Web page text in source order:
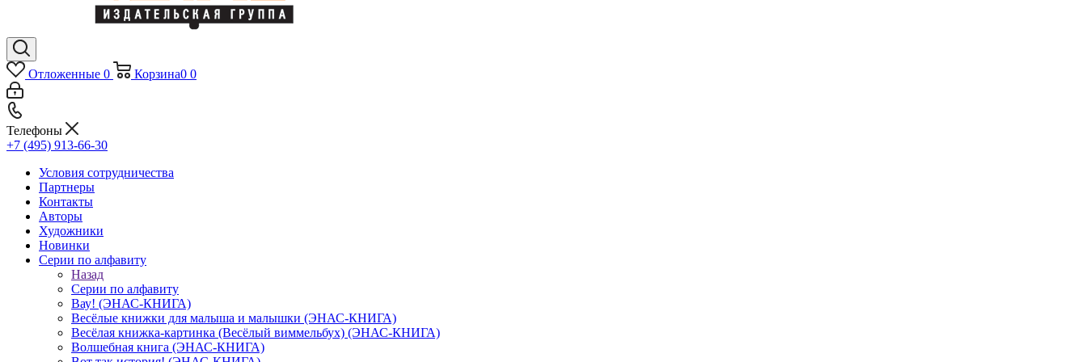
Отложенные 0 Корзина0 0
Телефоны
+7 (495) 913-66-30
Условия сотрудничества
Партнеры
Контакты
Авторы
Художники
Новинки
Серии по алфавиту
Назад
Серии по алфавиту
Вау! (ЭНАС-КНИГА)
Весёлые книжки для малыша и малышки (ЭНАС-КНИГА)
Весёлая книжка-картинка (Весёлый виммельбух) (ЭНАС-КНИГА)
Волшебная книга (ЭНАС-КНИГА)